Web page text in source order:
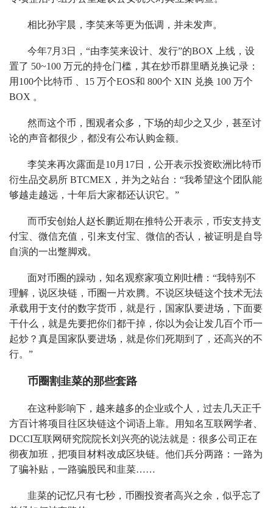
相比孙宇晨，李笑来等更为低调，并未发声。
今年7月3日，“由李笑来设计、发行”的BOX 上线，设
置了 50~100 万元的持仓门槛，其在炒币群里晒兑换记录：
用100个比特币 、15 万个EOS和 800个 XIN 兑换 100 万个
BOX 。
然而这个币，围观者众多，下场的却少之又少，甚至讨
论的声音都很少，都没有公布认购金额。
李笑来再次露面是10月17日，公开表示投资欧洲比特币
衍生品交易所 BTCMEX，并为之站台：“我希望这个团队能
够越走越远，十年后大家都还认识它。”
而币安创始人赵长鹏近期在推特公开表示，币安支持支
付宝、微信充值，引来支付宝、微信的否认，被证明是自导
自演的一出蹩脚戏。
面对币圈的躁动，知名观察家项立刚吐槽：“我特别不
理解，说区块链，币圈一片欢腾。不说区块链这个技术无法
承载用于支付的数字货币，就是行，国家队要进场，下面要
干什么，就是先要把你们都干掉，你以为会让发几百个币一
起炒？真是国家队要进场，就是你们死期到了，还高兴的不
行。”
币圈割韭菜的那些套路
在这种影响下，越来越多的企业或个人，过去几天正千
方百计将项目往区块链这个词语上靠。用知名互联网学者、
DCCI互联网研究院院长刘兴亮的说法就是：很多公司正在
彻夜加班，把项目材料改成区块链。他们兵分两路：一路为
了骗补贴，一路骗股民和韭菜……
韭菜的记忆只有七秒，币圈投资者高兴之余，似乎忘了